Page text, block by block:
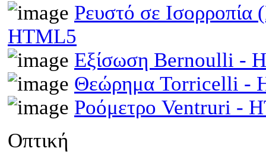
Ρευστό σε Ισορροπία
HTML5
Εξίσωση Bernoulli -
Θεώρημα Torricelli -
Ροόμετρο Ventruri -
Οπτική